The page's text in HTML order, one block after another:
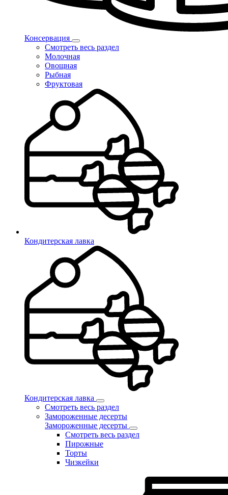
Консервация
Смотреть весь раздел
Молочная
Овощная
Рыбная
Фруктовая
Кондитерская лавка
Кондитерская лавка
Смотреть весь раздел
Замороженные десерты
Замороженные десерты
Смотреть весь раздел
Пирожные
Торты
Чизкейки